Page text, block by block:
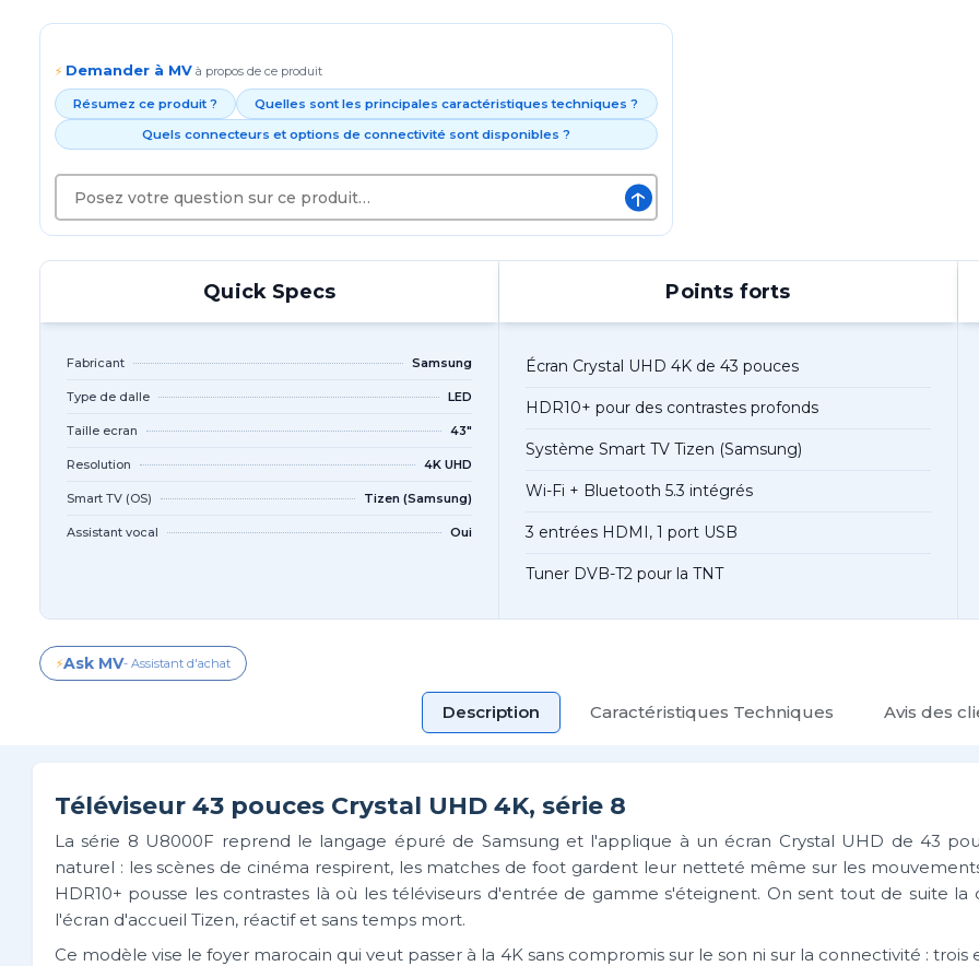
⚡ Demander à MV à propos de ce produit
Résumez ce produit ?
Quelles sont les principales caractéristiques techniques ?
Quels connecteurs et options de connectivité sont disponibles ?
↑
Quick Specs
Fabricant Samsung
Type de dalle LED
Taille ecran 43"
Resolution 4K UHD
Smart TV (OS) Tizen (Samsung)
Assistant vocal Oui
Points forts
Écran Crystal UHD 4K de 43 pouces
HDR10+ pour des contrastes profonds
Système Smart TV Tizen (Samsung)
Wi-Fi + Bluetooth 5.3 intégrés
3 entrées HDMI, 1 port USB
Tuner DVB-T2 pour la TNT
⚡Ask MV- Assistant d'achat
Description Caractéristiques Techniques Avis des
Téléviseur 43 pouces Crystal UHD 4K, série 8
La série 8 U8000F reprend le langage épuré de Samsung et l'applique à un écran Crystal UHD de 43
naturel : les scènes de cinéma respirent, les matches de foot gardent leur netteté même sur les
HDR10+ pousse les contrastes là où les téléviseurs d'entrée de gamme s'éteignent. On sent tout de suite la
l'écran d'accueil Tizen, réactif et sans temps mort.
Ce modèle vise le foyer marocain qui veut passer à la 4K sans compromis sur le son ni sur la connectivité : trois